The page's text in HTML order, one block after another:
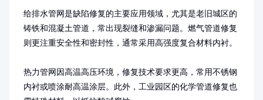
给排水管网是缺陷修复的主要应用领域，尤其是老旧城区的
铸铁和混凝土管道，常出现裂缝和渗漏问题。燃气管道修复
则更注重安全性和密封性，通常采用高强度复合材料内衬。
热力管网因高温高压环境，修复技术要求更高，常用不锈钢
内衬或喷涂耐高温涂层。此外，工业园区的化学管道修复也